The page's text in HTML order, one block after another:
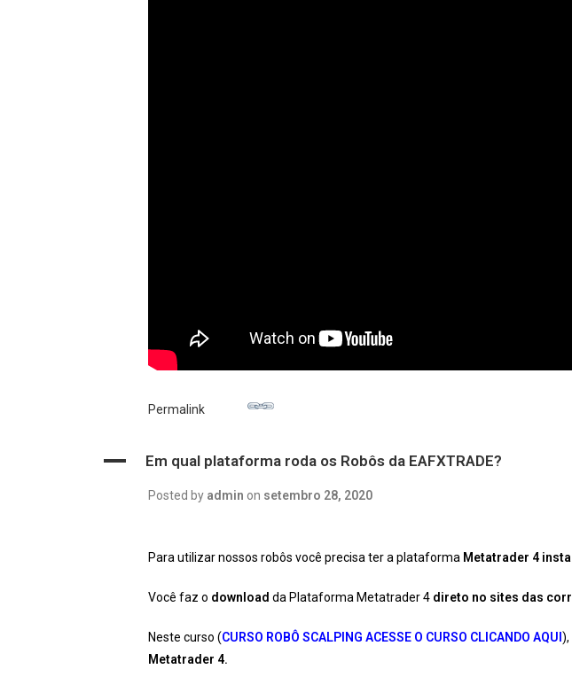
Permalink
A Em qual plataforma roda os Robôs da EAFXTRADE?
Posted by admin on setembro 28, 2020
Para utilizar nossos robôs você precisa ter a plataforma Metatrader 4
Você faz o download da Plataforma Metatrader 4 direto no sites das
Neste curso (CURSO ROBÔ SCALPING ACESSE O CURSO CLICANDO AQUI ),
Metatrader 4.